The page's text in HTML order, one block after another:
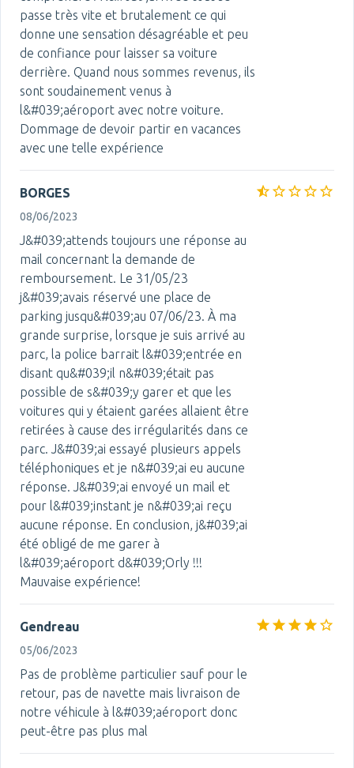
passe très vite et brutalement ce qui
donne une sensation désagréable et peu
de confiance pour laisser sa voiture
derrière. Quand nous sommes revenus, ils
sont soudainement venus à
l&#039;aéroport avec notre voiture.
Dommage de devoir partir en vacances
avec une telle expérience
BORGES
08/06/2023
J&#039;attends toujours une réponse au
mail concernant la demande de
remboursement. Le 31/05/23
j&#039;avais réservé une place de
parking jusqu&#039;au 07/06/23. À ma
grande surprise, lorsque je suis arrivé au
parc, la police barrait l&#039;entrée en
disant qu&#039;il n&#039;était pas
possible de s&#039;y garer et que les
voitures qui y étaient garées allaient être
retirées à cause des irrégularités dans ce
parc. J&#039;ai essayé plusieurs appels
téléphoniques et je n&#039;ai eu aucune
réponse. J&#039;ai envoyé un mail et
pour l&#039;instant je n&#039;ai reçu
aucune réponse. En conclusion, j&#039;ai
été obligé de me garer à
l&#039;aéroport d&#039;Orly !!!
Mauvaise expérience!
Gendreau
05/06/2023
Pas de problème particulier sauf pour le
retour, pas de navette mais livraison de
notre véhicule à l&#039;aéroport donc
peut-être pas plus mal